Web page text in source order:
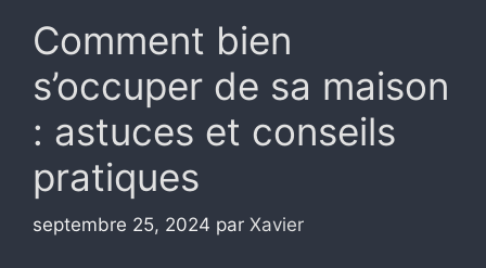
Comment bien
s’occuper de sa maison
: astuces et conseils
pratiques
septembre 25, 2024 par Xavier